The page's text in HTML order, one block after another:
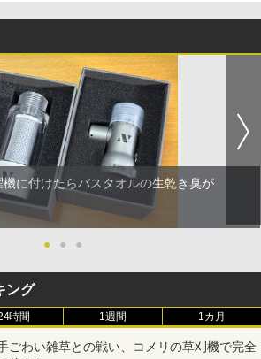
に付けたらバスタオルの生乾き臭が
● ● ●
ング
時間 1週間 1カ月
ごわい雑草との戦い、コメリの草刈機で完全